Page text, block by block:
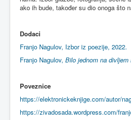
ako ih bude, također su dio onoga što
Dodaci
Franjo Nagulov, Izbor iz poezije, 2022.
Franjo Nagulov, Bilo jednom na divljem
Poveznice
https://elektronickeknjige.com/autor/
https://zivadosada.wordpress.com/